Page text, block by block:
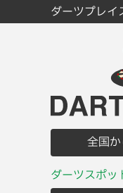
ダーツプレイ
全国
ダーツスポッ